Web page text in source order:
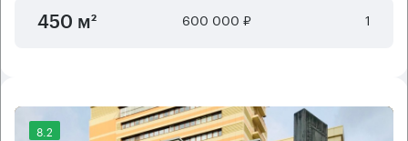
450 м² 600 000 ₽ 1
8.2